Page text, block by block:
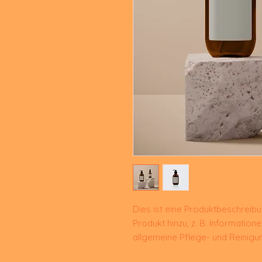
Dies ist eine
Produkt hinzu, z. B.
allgemeine Pflege- und